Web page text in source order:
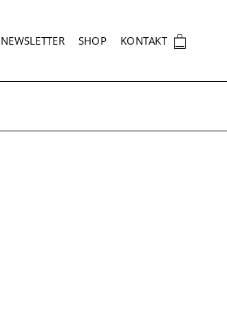
NEWSLETTER SHOP KONTAKT 🛍